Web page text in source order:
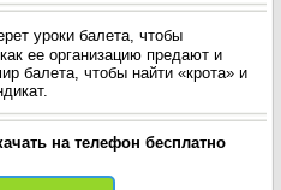
уроки балета, чтобы
ее организацию предают и
балета, чтобы найти «крота» и
на телефон бесплатно